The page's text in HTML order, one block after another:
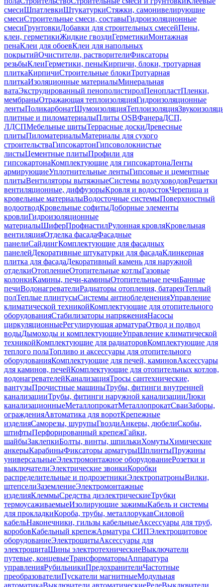
смесиШпатлевкиШтукатуркиСтяжки, самонивелирующие
смесиСтроительные смеси, составыГидроизоляционные
смесиГрунтовкиДобавки для строительных смесейПены,
клеи, герметикиЖидкие гвоздиГерметикиМонтажная
пенаКлеи для обоевКлеи для напольных
покрытийОчистители, растворителиФиксаторы
резьбыКлеиГерметики, пеныКирпичи, блоки, тротуарная
плиткаКирпичиСтроительные блокиТротуарная
плиткаИзоляционные материалыМинеральная
ватаЭкструдированный пенополистиролПенопластПленки,
мембраныОтражающая теплоизоляцияГидроизоляционные
лентыПоликарбонатШумоизоляцияТеплоизоляция
плитные и пиломатериалыПлиты OSBФанераДСП,
ЛДСПМебельные щитыТеррасные доскиДревесные
плитыПиломатериалыМатериалы для сухого
строительстваГипсокартонГипсоволокнистые
листыЦементные плитыПрофили для
гипсокартонаКомплектующие для гипсокартонаЛенты
армирующиеУплотнительные лентыГипсовые и цементные
плитыВентиляторы вытяжныеСистемы воздуховодовРешетки
вентиляционные, диффузорыКровля и водостокЧерепица и
кровельные материалыВодосточные системыПоверхностный
водоотводКровельные софитыДоборные элементы
кровлиГидроизоляционные
материалыШиферПрофнастилРулонная кровляКровельная
вентиляцияОтделка фасадаФасадные
панелиСайдингКомплектующие для фасадных
панелейДекоративные штукатурки для фасадаКлинкерная
плитка для фасадаДекоративный камень для наружной
отделкиОтоплениеОтопительные котлыГазовые
колонкиКамины, печи-каминыОтопительные печиБанные
печиВодонагревателиРадиаторы отопления, батареиТеплый
полТеплые плинтусыСистемы антиобледененияУправление
климатической техникойКомплектующие для отопительного
оборудованияСтабилизаторы напряженияНасосы
циркуляционныеРегулирующая арматураОтвод и подвод
водыДымоходы и комплектующиеУправление климатической
техникойКомплектующие для радиаторовКомплектующие для
теплого полаТопливо и аксессуары для отопительного
оборудованияКомплектующие для печей, каминовАксессуары
для каминов, печейКомплектующие для отопительных котлов,
водонагревателейКанализацияТросы сантехнические,
вантузыПрочистные машиныТрубы, фитинги внутренней
канализацииТрубы, фитинги наружной канализацииЛюки
канализационныеМеталлопрокатМеталлопрокатСваиЗаборы,
огражденияАвтоматика для воротКрепежные
изделияСаморезы, шурупыГвоздиАнкеры, дюбелиСкобы,
штифтыПерфорированный крепежГайки,
шайбыЗаклепкиБолты, винты, шпилькиХомутыХимические
анкерыКарабиныФиксаторы арматурыШплинтыПружины
универсальныеЭлектромонтажное оборудованиеРозетки и
выключателиЭлектрические звонкиКоробки
распределительные и подрозетникиЭлектропатроныВилки,
штепселиЗаземлениеЭлектромонтажные
изделияКлеммыСредства диэлектрическиеТрубки
термоусаживаемыеИзолирующие зажимыКабель и системы
для прокладкиКороба, трубы, металлорукавСиловой
кабельНаконечники, гильзы кабельныеАксессуары для труб,
коробовКабельный крепежАрматура СИПЭлектрощитовое
оборудованиеЭлектрощитыАксессуары для
электрощитаШины электротехническиеВыключатели
путевые, концевыеТрансформаторыАппаратура
управленияРубильникиПредохранителиЧастотные
преобразователиПускатели магнитныеМодульная
автоматикаВыключатели автоматическиеРелеВыключатели